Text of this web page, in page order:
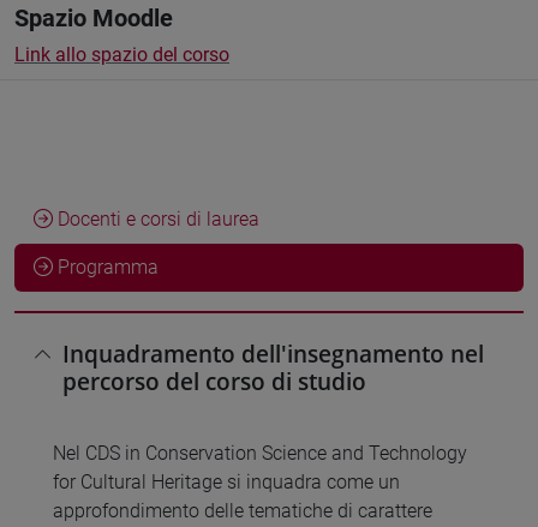
Spazio Moodle
Link allo spazio del corso
Docenti e corsi di laurea
Programma
Inquadramento dell'insegnamento nel
percorso del corso di studio
Nel CDS in Conservation Science and Technology
for Cultural Heritage si inquadra come un
approfondimento delle tematiche di carattere